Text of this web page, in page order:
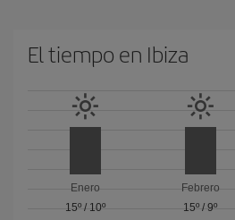
El tiempo en Ibiza
Enero
15º/ 10º
Febrero
15º / 9º